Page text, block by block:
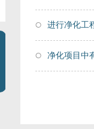
进行净化工
净化项目中